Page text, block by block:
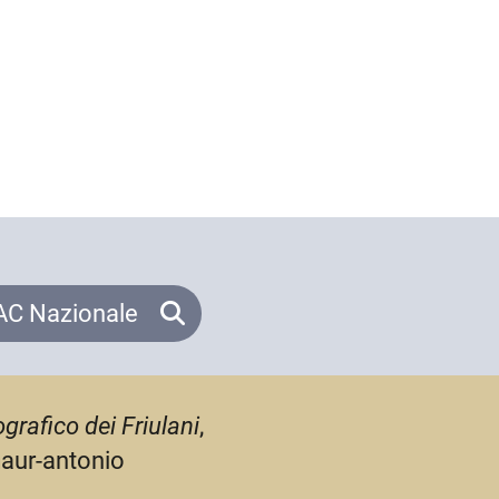
Nazionale
dei Friulani,
antonio